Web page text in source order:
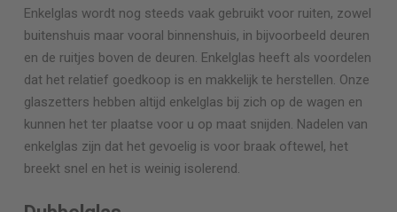
Enkelglas wordt nog steeds vaak gebruikt voor ruiten, zowel
buitenshuis maar vooral binnenshuis, in bijvoorbeeld deuren
en de ruitjes boven de deuren. Enkelglas heeft als voordelen
dat het relatief goedkoop is en makkelijk te herstellen. Onze
glaszetters hebben altijd enkelglas bij zich op de wagen en
kunnen het ter plaatse voor u op maat snijden. Nadelen van
enkelglas zijn dat het gevoelig is voor braak oftewel, het
breekt snel en het is weinig isolerend.